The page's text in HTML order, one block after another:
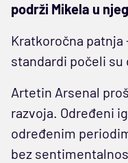
podrži Mikela u
Kratkoročna
standardi počeli su
Artetin Arsenal
razvoja. Određeni
određenim
bez